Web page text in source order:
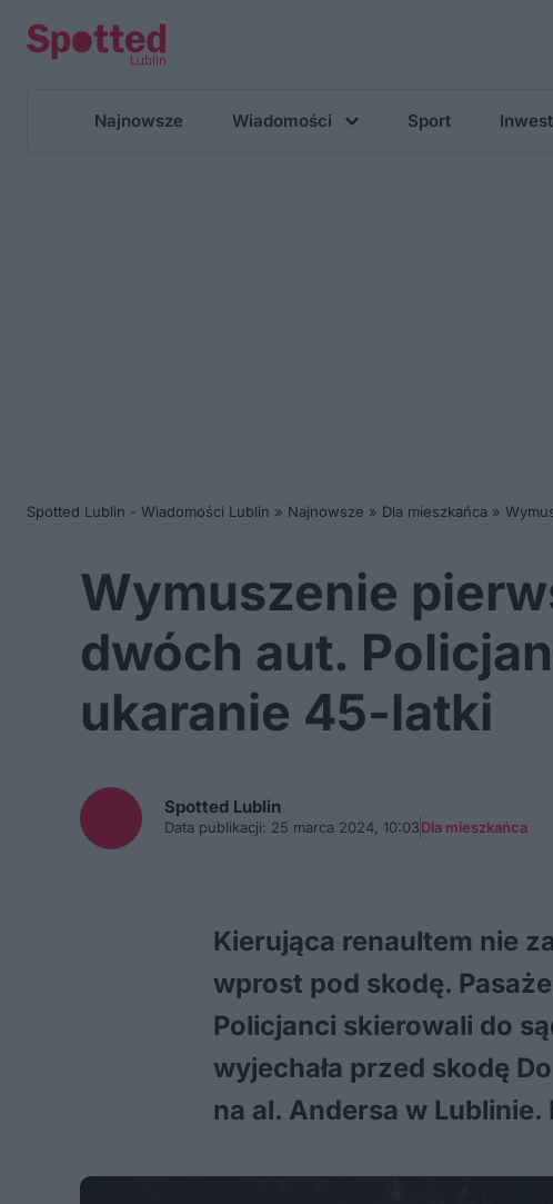
Najnowsze Wiadomości Sport
Spotted Lublin - Wiadomości Lublin » Najnowsze » Dla mieszkańca »
Wymuszenie
dwóch aut.
ukaranie 45-latki
Spotted Lublin
Data publikacji: 25 marca 2024, 10:03Dla mieszkańca
Kierująca renaultem nie
wprost pod skodę.
Policjanci skierowali do
wyjechała przed skodę
na al. Andersa w